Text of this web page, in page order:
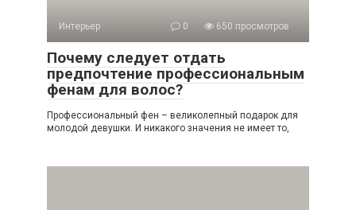
Интерьер 0 650 просмотров
Почему следует отдать
предпочтение профессиональным
фенам для волос?
Профессиональный фен – великолепный подарок для
молодой девушки. И никакого значения не имеет то,